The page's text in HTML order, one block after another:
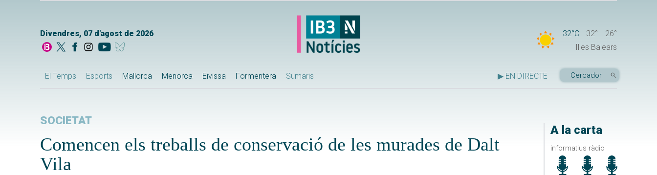
Divendres, 07 d'agost de 2026 32°C 32°
26°
Illes Balears
El Temps Esports Mallorca Menorca Eivissa Formentera Sumaris ▶ EN DIRECTE
A la carta
informatius ràdio
SOCIETAT
Comencen els treballs de conservació de les murades de Dalt
Vila